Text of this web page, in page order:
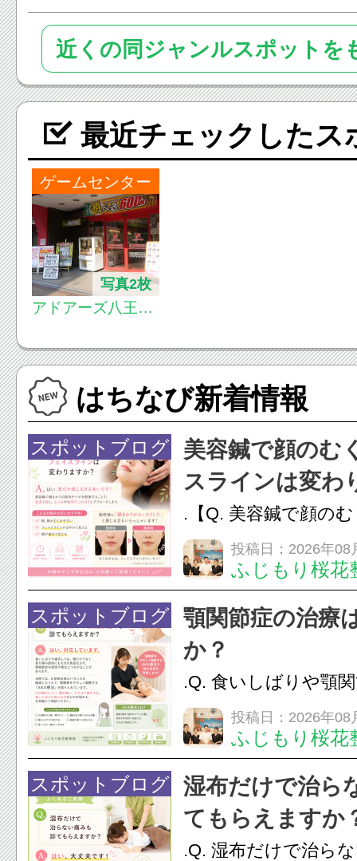
近くの同ジャンルスポットを
最近チェックしたス
ゲームセンター
写真2枚
アドアーズ八王子
はちなび新着情報
スポットブログ
美容鍼で顔のむ
スラインは変わ
.【Q. 美容鍼で顔の
ラインは変わります
変化を感じる方も多
で顔まわりの筋肉や
ことで、血流を促し
のこわばりにアプロ
投稿日：2026年08
ふじもり桜花
スポットブログ
顎関節症の治療
か？
.Q. 食いしばりや顎
らえますか？A. はい
す。食いしばりや歯
けでなく首や肩の筋
担をかけ、顎関節症
つながることがあり
投稿日：2026年08
ふじもり桜花
スポットブログ
湿布だけで治ら
てもらえますか
.Q. 湿布だけで治ら